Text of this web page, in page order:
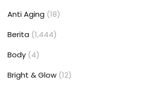
Anti Aging (18)
Berita (1,444)
Body (4)
Bright & Glow (12)